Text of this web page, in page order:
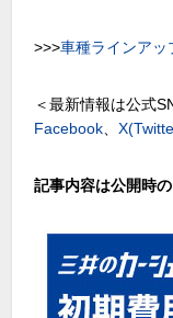
>>>車種ラインアッ
＜最新情報は公式
Facebook 、
記事内容は公開時